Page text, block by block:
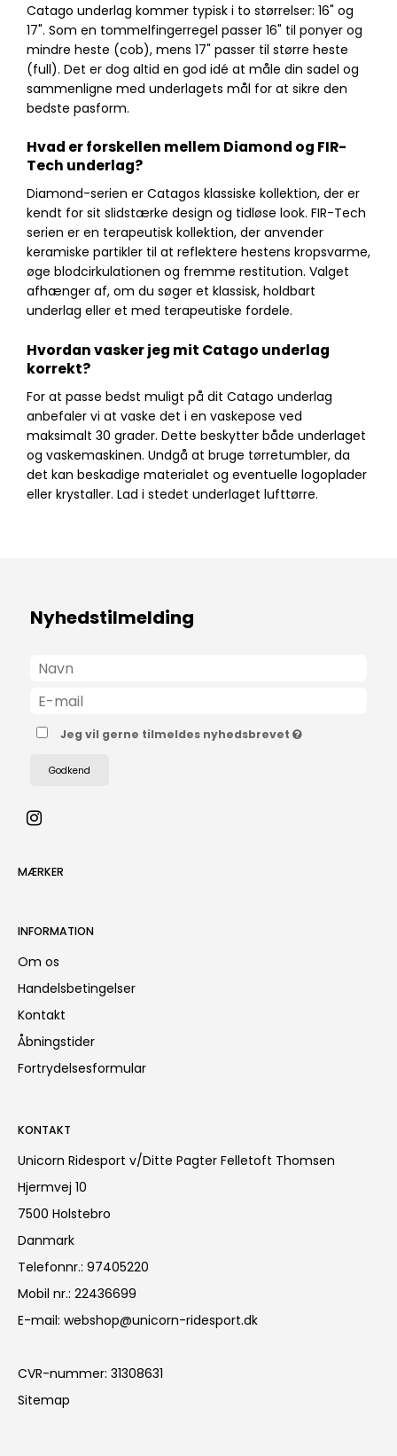
Catago underlag kommer typisk i to størrelser: 16" og
17". Som en tommelfingerregel passer 16" til ponyer og
mindre heste (cob), mens 17" passer til større heste
(full). Det er dog altid en god idé at måle din sadel og
sammenligne med underlagets mål for at sikre den
bedste pasform.
Hvad er forskellen mellem Diamond og FIR-
Tech underlag?
Diamond-serien er Catagos klassiske kollektion, der er
kendt for sit slidstærke design og tidløse look. FIR-Tech
serien er en terapeutisk kollektion, der anvender
keramiske partikler til at reflektere hestens kropsvarme,
øge blodcirkulationen og fremme restitution. Valget
afhænger af, om du søger et klassisk, holdbart
underlag eller et med terapeutiske fordele.
Hvordan vasker jeg mit Catago underlag
korrekt?
For at passe bedst muligt på dit Catago underlag
anbefaler vi at vaske det i en vaskepose ved
maksimalt 30 grader. Dette beskytter både underlaget
og vaskemaskinen. Undgå at bruge tørretumbler, da
det kan beskadige materialet og eventuelle logoplader
eller krystaller. Lad i stedet underlaget lufttørre.
Nyhedstilmelding
Jeg vil gerne tilmeldes nyhedsbrevet
Godkend
MÆRKER
INFORMATION
Om os
Handelsbetingelser
Kontakt
Åbningstider
Fortrydelsesformular
KONTAKT
Unicorn Ridesport v/Ditte Pagter Felletoft Thomsen
Hjermvej 10
7500 Holstebro
Danmark
Telefonnr.: 97405220
Mobil nr.: 22436699
E-mail: webshop@unicorn-ridesport.dk
CVR-nummer: 31308631
Sitemap